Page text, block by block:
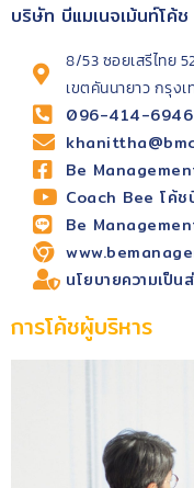
บริษัท บีแมเนจเม้นท์โค้
8/53 ซอยเสรีไทย
เขตคันนายาว กรุง
096-414-6946
Be
Coach Bee โค้ช
Be
นโยบายความเป็น
การโค้ชผู้บริหาร